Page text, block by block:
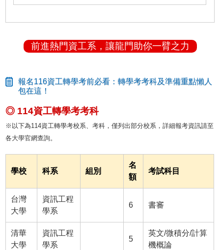
前進熱門資工系，讓龍門助你一臂之力
報名116資工轉學考前必看：轉學考考科及準備重點懶人
包在這！
◎ 114資工轉學考考科
※以下為114資工轉學考校系、考科，僅列出部分校系，詳細報考資訊請至
各大學官網查詢。
學校 科系 組別
名
額
考試科目
台灣
大學
資訊工程
學系
6 書審
清華
大學
資訊工程
學系
5
英文/微積分/計算
機概論